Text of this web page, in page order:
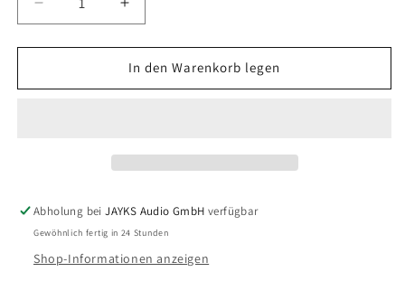
Verringere
die
Menge
5DX
für
Ford
Mondeo
Erhöhe
die
Menge
für
5DX
für
Ford
Mondeo
In den Warenkorb legen
Abholung beiJAYKS Audio GmbH verfügbar
Gewöhnlich fertig in 24 Stunden
Shop-Informationen anzeigen